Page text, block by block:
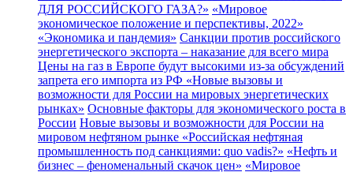
ДЛЯ РОССИЙСКОГО ГАЗА?» «Мировое
экономическое положение и перспективы, 2022»
«Экономика и пандемия» Санкции против российского
энергетического экспорта – наказание для всего мира
Цены на газ в Европе будут высокими из-за обсуждений
запрета его импорта из РФ «Новые вызовы и
возможности для России на мировых энергетических
рынках» Основные факторы для экономического роста в
России Новые вызовы и возможности для России на
мировом нефтяном рынке «Российская нефтяная
промышленность под санкциями: quo vadis?» «Нефть и
бизнес – феноменальный скачок цен» «Мировое